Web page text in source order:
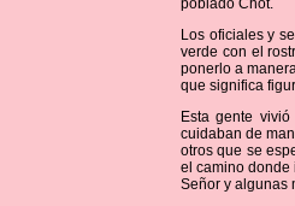
poblado Chot.
Los oficiales y
verde con el
ponerlo a
que significa
Esta gente
cuidaban de
otros que se
el camino donde
Señor y algunas